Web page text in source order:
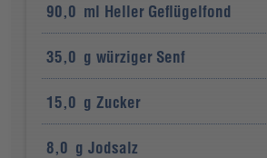
90,0 ml Heller Geflügelfond
35,0 g würziger Senf
15,0 g Zucker
8,0 g Jodsalz